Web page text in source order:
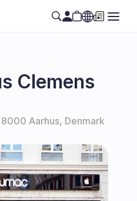
SE
Clemens
Aarhus, Denmark